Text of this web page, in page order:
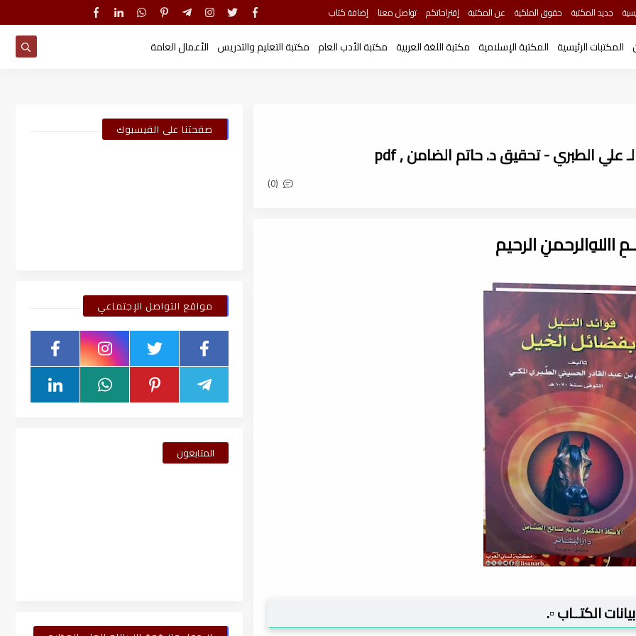
جديد المكتبة حقوق الملكية عن المكتبة إقتراحاتكم تواصل معنا إضافة كتاب
المكتبات الرئيسية المكتبة الإسلامية مكتبة اللغة العربية مكتبة الأدب العام مكتبة التعليم والتدريس الأعمال العامة
(0)
اﷲِالرحمنِ الرحيم
الكتــاب ▫️.
صفحتنا على الفيسبوك
مواقع التواصل الإجتماعي
المتابعون